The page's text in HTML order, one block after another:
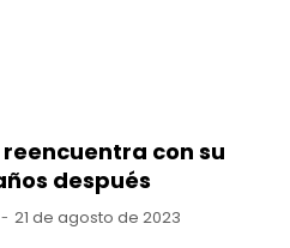
con su
después
21 de agosto de 2023